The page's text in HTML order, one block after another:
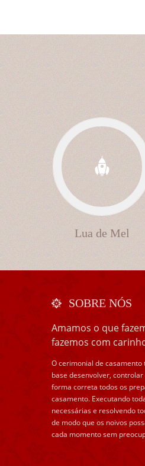
Lua de Mel
SOBRE NÓS
Amamos o que
fazemos com
O cerimonial de casamento
base desenvolver,
forma correta todos os
casamento. Executando
necessárias e resolvendo
de modo que os noivos
cada momento sem